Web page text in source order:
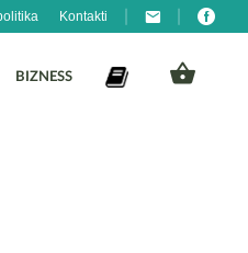
Kontakti
BIZNESS